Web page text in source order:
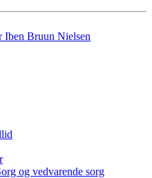
og vedvarende sorg